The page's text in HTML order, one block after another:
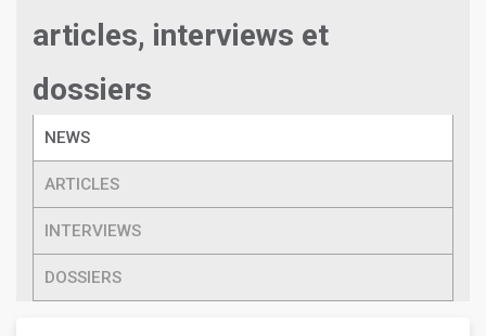
articles, interviews et
dossiers
NEWS
ARTICLES
INTERVIEWS
DOSSIERS